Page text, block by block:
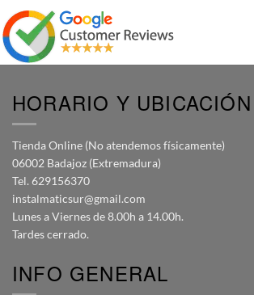
HORARIO Y UBICACIÓN
Tienda Online (No atendemos físicamente)
06002 Badajoz (Extremadura)
Tel. 629156370
instalmaticsur@gmail.com
Lunes a Viernes de 8.00h a 14.00h.
Tardes cerrado.
INFO GENERAL